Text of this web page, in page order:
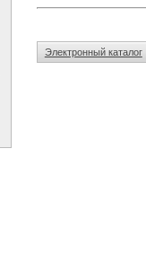
Электронный каталог